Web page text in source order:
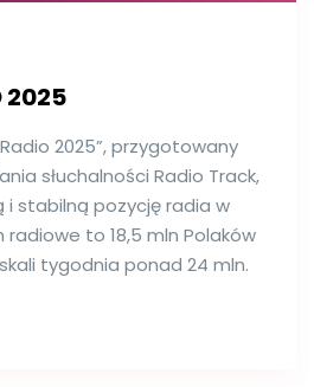
2025
2025”, przygotowany
słuchalności Radio Track,
stabilną pozycję radia w
radiowe to 18,5 mln Polaków
tygodnia ponad 24 mln.